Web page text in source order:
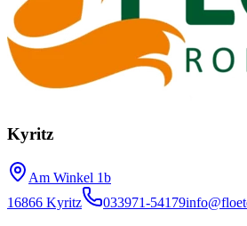
Kyritz
Am Winkel 1b
16866 Kyritz
033971-54179